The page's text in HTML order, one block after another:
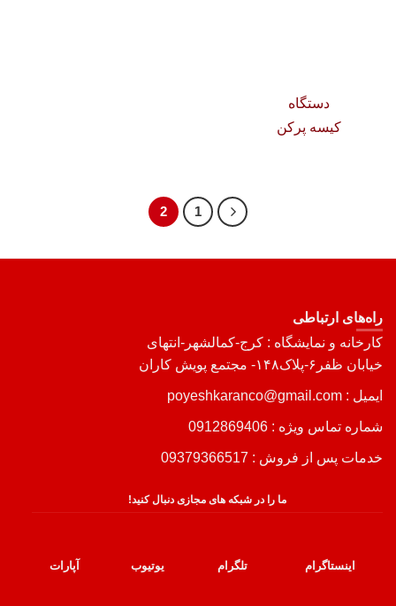
دستگاه
کیسه پرکن
1
2
راه‌های ارتباطی
کارخانه و نمایشگاه : کرج-کمالشهر-انتهای
خیابان ظفر۶-پلاک۱۴۸- مجتمع پویش کاران
ایمیل : poyeshkaranco@gmail.com
شماره تماس ویژه : 0912869406
خدمات پس از فروش : 09379366517
ما را در شبکه های مجازی دنبال کنید!
اینستاگرام تلگرام یوتیوب آپارات